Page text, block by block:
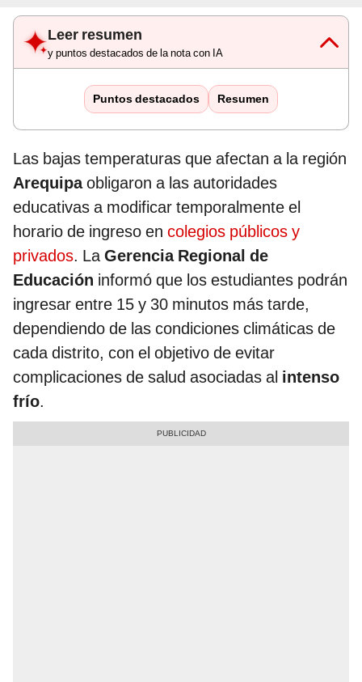
Leer resumen
y puntos destacados de la nota con IA
Puntos destacados Resumen
Las bajas temperaturas que afectan a la región
Arequipaobligaron a las autoridades
educativas a modificar temporalmente el
horario de ingreso en colegios públicos y
privados. LaGerencia Regional de
Educación informó que los estudiantes podrán
ingresar entre 15 y 30 minutos más tarde,
dependiendo de las condiciones climáticas de
cada distrito, con el objetivo de evitar
complicaciones de salud asociadas al intenso
frío.